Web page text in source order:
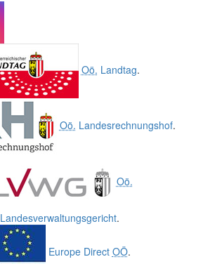
Oö. Landtag.
Oö. Landesrechnungshof.
Oö.
Landesverwaltungsgericht.
Europe Direct OÖ.